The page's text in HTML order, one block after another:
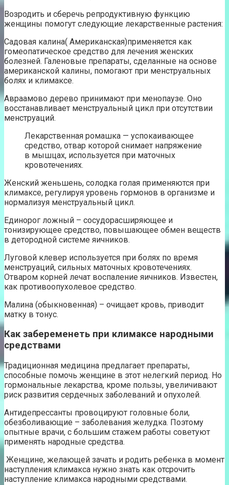
Возродить и сберечь репродуктивную функцию
женщины помогут следующие лекарственные растения:
Садовая калина( Американская)применяется как
гомеопатическое средство для лечения женских
болезней. Галеновые препараты, сделанные на основе
американской калины, помогают при менструальных
болях и климаксе.
Авраамово дерево принимают при менопаузе. Оно
восстанавливает менструальный цикл при отсутствии
менструаций.
Лекарственная ромашка — успокаивающее
средство, отвар которой снимает напряжение
в мышцах, используется при маточных
кровотечениях.
Женский женьшень, солодка голая применяются при
климаксе, регулируя уровень гормонов в организме и
нормализуя менструальный цикл.
Единорог ложный – сосудорасширяющее и
тонизирующее средство, повышающее обмен веществ
в детородной системе яичников.
Луговой клевер используется при болях по время
менструаций, сильных маточных кровотечениях.
Отваром корней лечат воспаление яичников. Известен,
как противоопухолевое средство.
Малина (обыкновенная) – очищает кровь, приводит
матку в тонус.
Как забеременеть при климаксе народными
средствами
Традиционная медицина предлагает препараты,
способные помочь женщине в этот нелегкий период. Но
гормональные лекарства, кроме пользы, увеличивают
риск развития сердечных заболеваний и опухолей.
Антидепрессанты провоцируют головные боли,
обезболивающие – заболевания желудка. Поэтому
опытные врачи, с большим стажем работы советуют
применять народные средства.
Женщине, желающей зачать и родить ребенка в момент
наступления климакса нужно знать как отсрочить
наступление климакса народными средствами.